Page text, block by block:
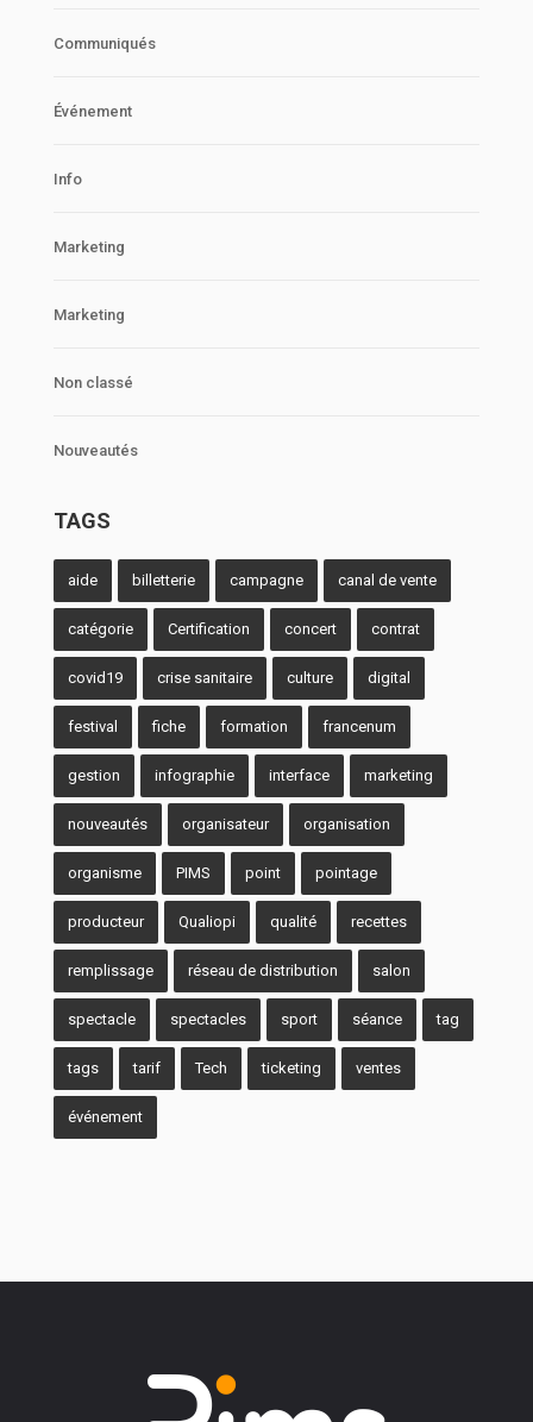
Communiqués
Événement
Info
Marketing
Marketing
Non classé
Nouveautés
TAGS
aide billetterie campagne canal de vente
catégorie Certification concert contrat
covid19 crise sanitaire culture digital
festival fiche formation francenum
gestion infographie interface marketing
nouveautés organisateur organisation
organisme PIMS point pointage
producteur Qualiopi qualité recettes
remplissage réseau de distribution salon
spectacle spectacles sport séance tag
tags tarif Tech ticketing ventes
événement